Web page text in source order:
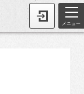
メニュー